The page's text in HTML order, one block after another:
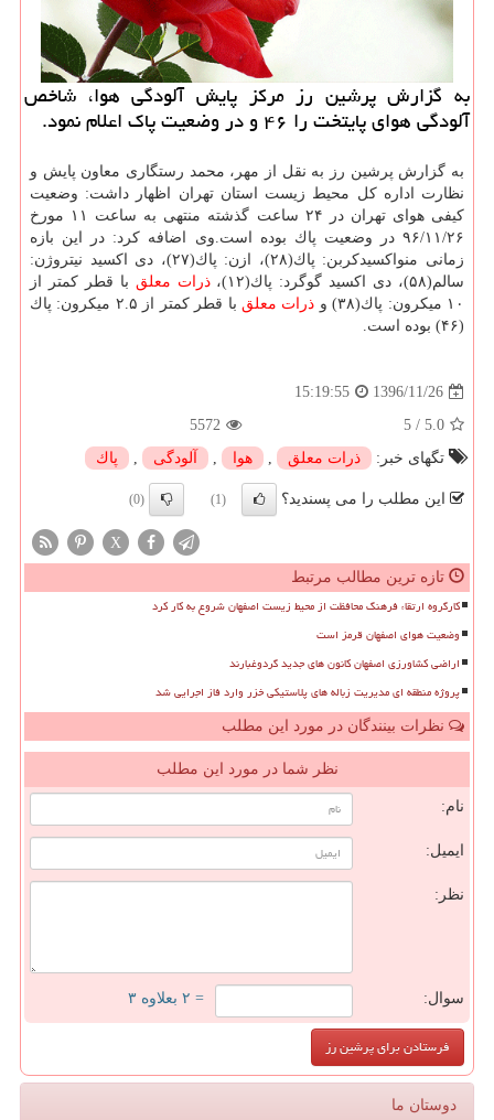
به گزارش پرشین رز مركز پایش آلودگی هوا، شاخص
آلودگی هوای پایتخت را ۴۶ و در وضعیت پاك اعلام نمود.
به گزارش پرشین رز به نقل از مهر، محمد رستگاری معاون پایش و
نظارت اداره كل محیط زیست استان تهران اظهار داشت: وضعیت
كیفی هوای تهران در ۲۴ ساعت گذشته منتهی به ساعت ۱۱ مورخ
۹۶/۱۱/۲۶ در وضعیت پاك بوده است.وی اضافه كرد: در این بازه
زمانی منواكسیدكربن: پاك(۲۸)، ازن: پاك(۲۷)، دی اكسید نیتروژن:
سالم(۵۸)، دی اكسید گوگرد: پاك(۱۲)،
ذرات معلق با قطر كمتر از
۱۰ میكرون: پاك(۳۸) و
ذرات معلق
با قطر كمتر از ۲.۵ میكرون: پاك
(۴۶) بوده است.
1396/11/26
15:19:55
5.0
/
5
5572
تگهای خبر:
ذرات معلق , هوا , آلودگی , پاك
این مطلب را می پسندید؟ (1)
(0)
X
تازه ترین مطالب مرتبط
کارگروه ارتقاء فرهنگ محافظت از محیط زیست اصفهان شروع به کار کرد
وضعیت هوای اصفهان قرمز است
اراضی کشاورزی اصفهان کانون های جدید گردوغبارند
پروژه منطقه ای مدیریت زباله های پلاستیکی خزر وارد فاز اجرایی شد
نظرات بینندگان در مورد این مطلب
نظر شما در مورد این مطلب
نام:
ایمیل:
نظر:
سوال: = ۲ بعلاوه ۳
دوستان ما